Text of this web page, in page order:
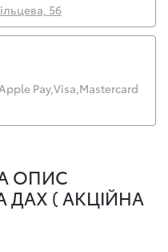
56
Pay,Visa,Mastercard
ОПИС
ДАХ ( АКЦІЙНА